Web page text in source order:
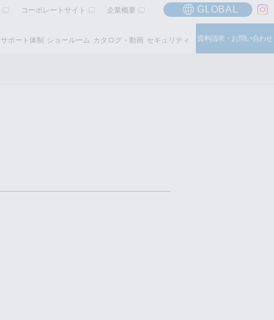
企業概要
コーポレートサイト GLOBAL
資料請求・お問い合わせ
サポート体制 ショールーム カタログ・動画 セキュリティ